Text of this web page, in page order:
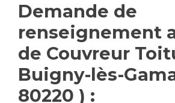
Demande de
renseignement
de Couvreur
Buigny-lès-
80220 ) :